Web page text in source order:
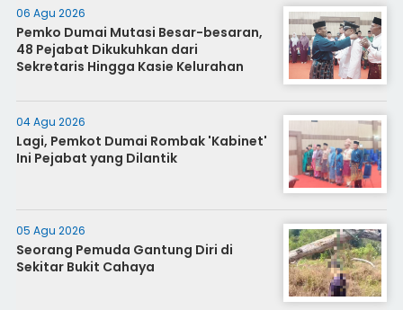
06 Agu 2026
Pemko Dumai Mutasi Besar-besaran,
48 Pejabat Dikukuhkan dari
Sekretaris Hingga Kasie Kelurahan
04 Agu 2026
Lagi, Pemkot Dumai Rombak 'Kabinet'
Ini Pejabat yang Dilantik
05 Agu 2026
Seorang Pemuda Gantung Diri di
Sekitar Bukit Cahaya